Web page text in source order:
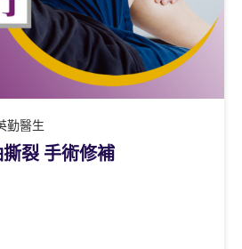
勤醫生
裂 手術修補